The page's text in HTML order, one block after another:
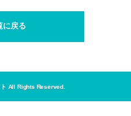
に戻る
All Rights Reserved.